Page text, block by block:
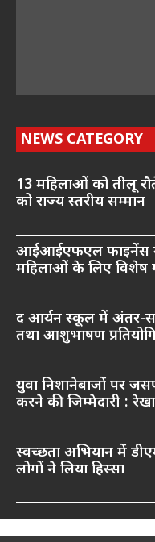
NEWS CATEGORY
13 महिलाओं को तीलू
को राज्य स्तरीय सम्मान
आईआईएफएल फाइनेंस ने
महिलाओं के लिए विशेष
द आर्यन स्कूल में अंतर-
तथा आशुभाषण
युवा निशानेबाजों पर
करने की जिम्मेदारी :
स्वच्छता अभियान में
लोगों ने लिया हिस्सा